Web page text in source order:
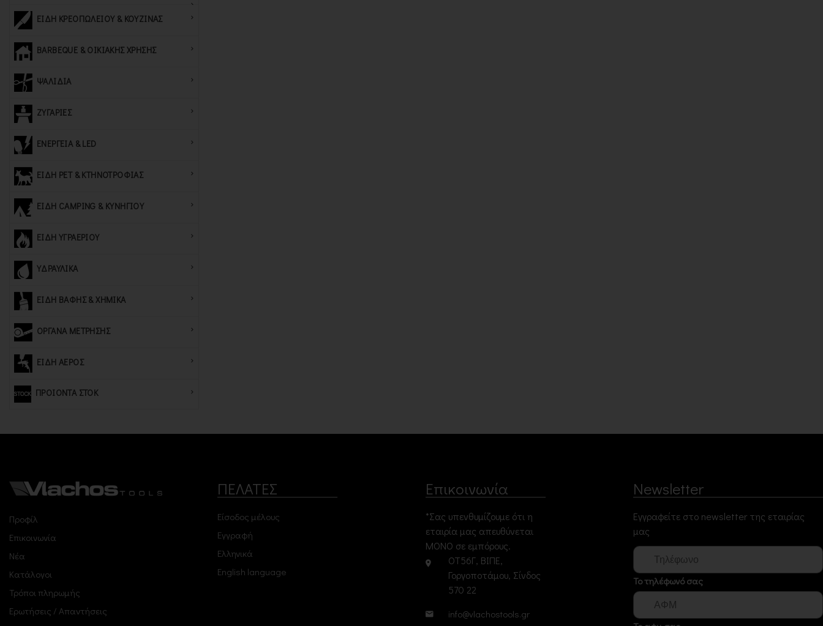
ΕΙΔΗ ΚΡΕΟΠΩΛΕΙΟΥ & ΚΟΥΖΙΝΑΣ
BARBEQUE & ΟΙΚΙΑΚΗΣ ΧΡΗΣΗΣ
ΨΑΛΙΔΙΑ
ΖΥΓΑΡΙΕΣ
ΕΝΕΡΓΕΙΑ & LED
ΕΙΔΗ PET & ΚΤΗΝΟΤΡΟΦΙΑΣ
ΕΙΔΗ CAMPING & ΚΥΝΗΓΙΟΥ
ΕΙΔΗ ΥΓΡΑΕΡΙΟΥ
ΥΔΡΑΥΛΙΚΑ
ΕΙΔΗ ΒΑΦΗΣ & ΧΗΜΙΚΑ
ΟΡΓΑΝΑ ΜΕΤΡΗΣΗΣ
ΕΙΔΗ ΑΕΡΟΣ
ΠΡΟΙΟΝΤΑ ΣΤΟΚ
Προφίλ
Επικοινωνία
Νέα
Κατάλογοι
Τρόποι πληρωμής
Ερωτήσεις / Απαντήσεις
ΠΕΛΑΤΕΣ
Είσοδος μέλους
Εγγραφή
Ελληνικά
English language
Επικοινωνία
*Σας υπενθυμίζουμε ότι η
εταιρία μας απευθύνεται
ΜΟΝΟ σε εμπόρους.
ΟΤ56Γ, ΒΙΠΕ,
Γοργοποτάμου, Σίνδος
570 22
info@vlachostools.gr
Newsletter
Εγγραφείτε στο newsletter της εταιρίας
μας
Το τηλέφωνό σας